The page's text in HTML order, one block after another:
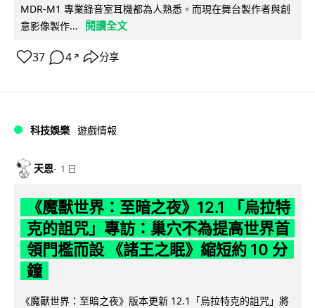
MDR-M1 專業錄音室耳機都為人熟悉。而現在舞台製作者與創
意影像製作...
閱讀全文
37 4 ↗ 分享
科技娛樂 遊戲情報
天恩 1 日
《魔獸世界：至暗之夜》12.1 「烏拉特
克的詛咒」專訪：巢穴不為提高世界首
領門檻而設 《諸王之眠》縮短約 10 分
鐘
《魔獸世界：至暗之夜》版本更新 12.1「烏拉特克的詛咒」將